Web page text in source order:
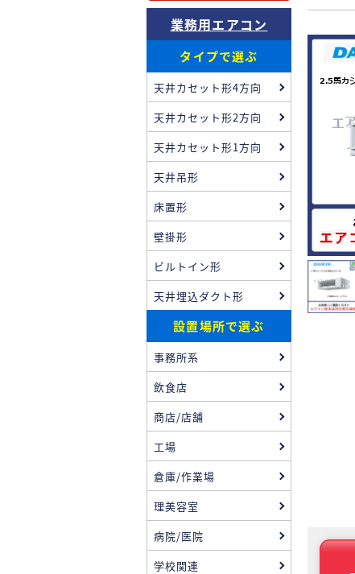
業務用エアコン
タイプで選ぶ
天井カセット形4方向
天井カセット形2方向
天井カセット形1方向
天井吊形
床置形
壁掛形
ビルトイン形
天井埋込ダクト形
設置場所で選ぶ
事務所系
飲食店
商店/店舗
工場
倉庫/作業場
理美容室
病院/医院
学校関連